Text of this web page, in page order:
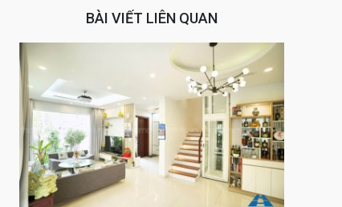
BÀI VIẾT LIÊN QUAN